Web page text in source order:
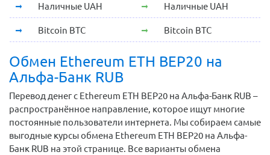
Наличные UAH Наличные UAH
Bitcoin BTC Bitcoin BTC
Обмен Ethereum ETH BEP20 на
Альфа-Банк RUB
Перевод денег с Ethereum ETH BEP20 на Альфа-Банк RUB –
распространённое направление, которое ищут многие
постоянные пользователи интернета. Мы собираем самые
выгодные курсы обмена Ethereum ETH BEP20 на Альфа-
Банк RUB на этой странице. Все варианты обмена